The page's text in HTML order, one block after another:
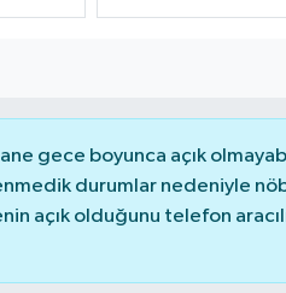
gece boyunca açık
durumlar nedeniyle
açık olduğunu telefon